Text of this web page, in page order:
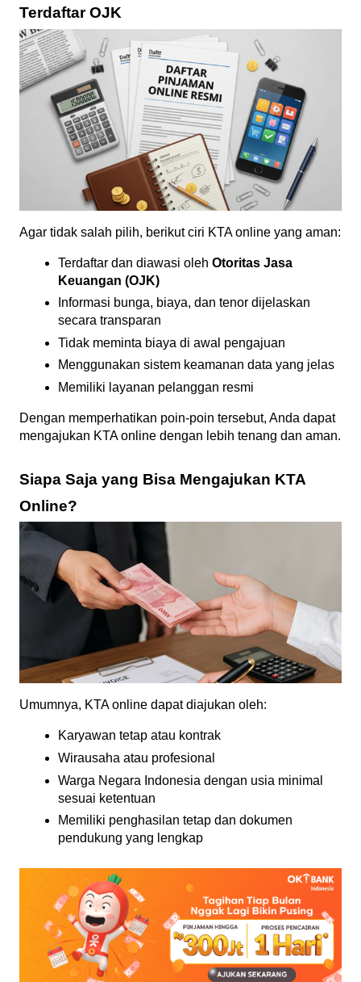
Terdaftar OJK
Agar tidak salah pilih, berikut ciri KTA online yang aman:
Terdaftar dan diawasi oleh Otoritas Jasa
Keuangan (OJK)
Informasi bunga, biaya, dan tenor dijelaskan
secara transparan
Tidak meminta biaya di awal pengajuan
Menggunakan sistem keamanan data yang jelas
Memiliki layanan pelanggan resmi
Dengan memperhatikan poin-poin tersebut, Anda dapat
mengajukan KTA online dengan lebih tenang dan aman.
Siapa Saja yang Bisa Mengajukan KTA
Online?
Umumnya, KTA online dapat diajukan oleh:
Karyawan tetap atau kontrak
Wirausaha atau profesional
Warga Negara Indonesia dengan usia minimal
sesuai ketentuan
Memiliki penghasilan tetap dan dokumen
pendukung yang lengkap